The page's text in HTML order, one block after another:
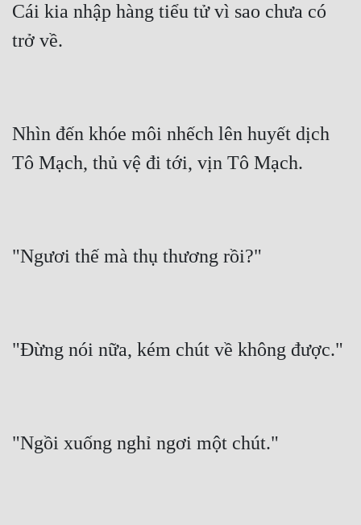
Cái kia nhập hàng tiểu tử vì sao chưa có
trở về.
Nhìn đến khóe môi nhếch lên huyết dịch
Tô Mạch, thủ vệ đi tới, vịn Tô Mạch.
"Ngươi thế mà thụ thương rồi?"
"Đừng nói nữa, kém chút về không được."
"Ngồi xuống nghỉ ngơi một chút."